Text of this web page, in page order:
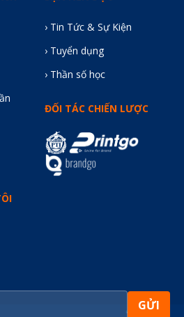
› Tin Tức & Sự Kiện
› Tuyển dụng
› Thần số học
ĐỐI TÁC CHIẾN LƯỢC
GỬI